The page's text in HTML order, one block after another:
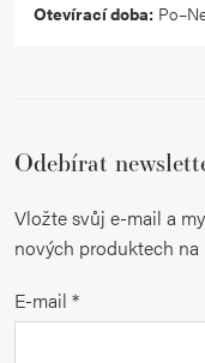
Otevírací doba:
Odebírat
Vložte svůj e-mail a
nových produktech na
E-mail